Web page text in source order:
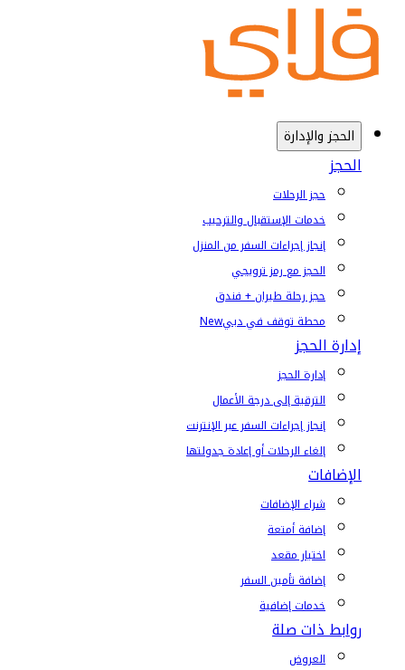
الحجز والإدارة
الحجز
حجز الرحلات
خدمات الإستقبال والترحيب
إنجاز إجراءات السفر من المنزل
الحجز مع رمز ترويجي
حجز رحلة طيران + فندق
محطة توقف في دبيNew
إدارة الحجز
إدارة الحجز
الترقية إلى درجة الأعمال
إنجاز إجراءات السفر عبر الإنترنت
إلغاء الرحلات أو إعادة جدولتها
الإضافات
شراء الإضافات
إضافة أمتعة
اختيار مقعد
إضافة تأمين السفر
خدمات إضافية
روابط ذات صلة
العروض